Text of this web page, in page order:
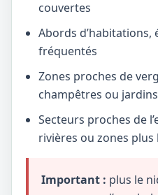
couvertes
Abords d’habitations,
fréquentés
Zones proches de
champêtres ou
Secteurs proches de
rivières ou zones plus
Important : plus le